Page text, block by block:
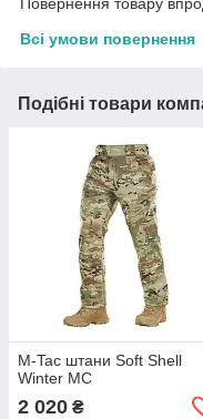
Повернення товару
Всі умови повернення
Подібні товари
M-Tac штани Soft Shell
Winter MC
2 020 ₴